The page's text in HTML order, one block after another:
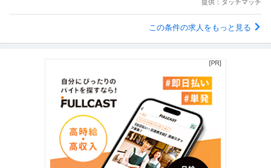
提供：タッチマッチ
この条件の求人をもっと見る